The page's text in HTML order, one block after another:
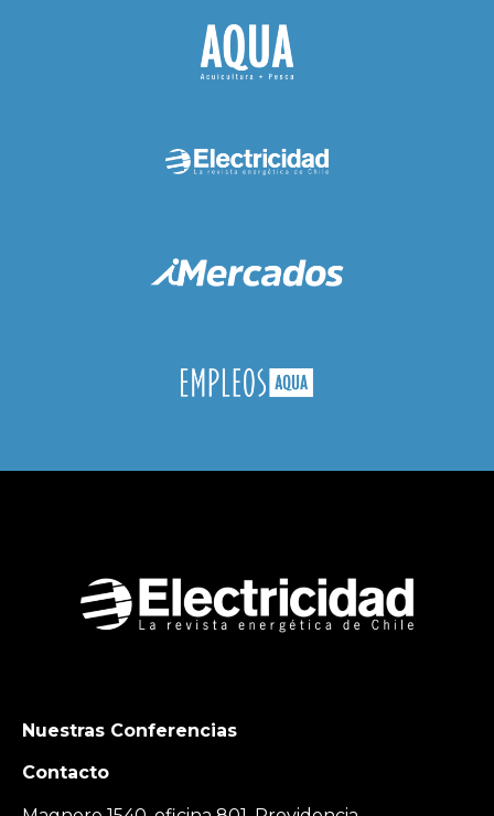
Nuestras Conferencias
Contacto